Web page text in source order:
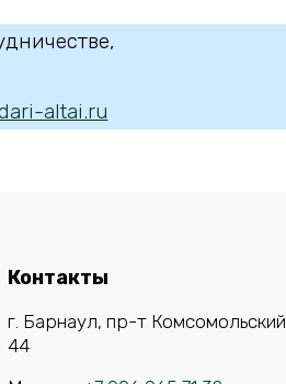
altai.ru
Контакты
г. Барнаул, пр-т Комсомольский
44